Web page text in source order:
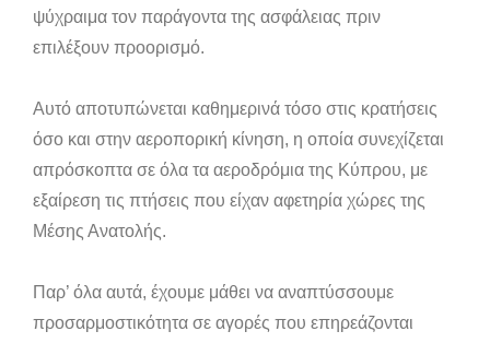
ψύχραιμα τον παράγοντα της ασφάλειας πριν
επιλέξουν προορισμό.
Αυτό αποτυπώνεται καθημερινά τόσο στις κρατήσεις
όσο και στην αεροπορική κίνηση, η οποία συνεχίζεται
απρόσκοπτα σε όλα τα αεροδρόμια της Κύπρου, με
εξαίρεση τις πτήσεις που είχαν αφετηρία χώρες της
Μέσης Ανατολής.
Παρ’ όλα αυτά, έχουμε μάθει να αναπτύσσουμε
προσαρμοστικότητα σε αγορές που επηρεάζονται